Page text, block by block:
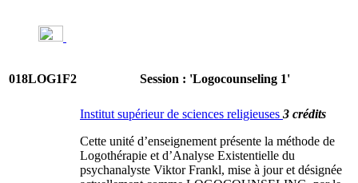
018LOG1F2 Session : 'Logocounseling 1'
Institut supérieur de sciences religieuses 3 crédits
Cette unité d’enseignement présente la méthode de
Logothérapie et d’Analyse Existentielle du
psychanalyste Viktor Frankl, mise à jour et désignée